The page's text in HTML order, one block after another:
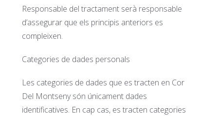
Responsable del tractament serà responsable
d’assegurar que els principis anteriors es
compleixen.
Categories de dades personals
Les categories de dades que es tracten en Cor
Del Montseny són únicament dades
identificatives. En cap cas, es tracten categories